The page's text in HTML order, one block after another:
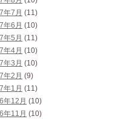
年7月 (11)
年6月 (10)
年5月 (11)
年4月 (10)
年3月 (10)
年2月 (9)
年1月 (11)
年12月 (10)
年11月 (10)